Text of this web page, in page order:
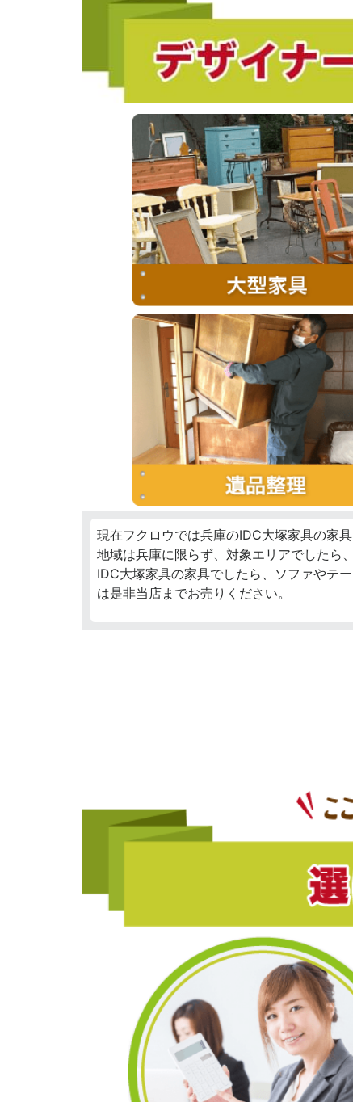
現在フクロウでは兵庫のIDC大塚家具の家
地域は兵庫に限らず、対象エリアでしたら
IDC大塚家具の家具でしたら、ソファやテ
は是非当店までお売りください。